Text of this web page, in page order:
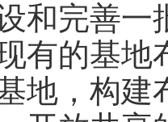
完善一
的基地
地，构建